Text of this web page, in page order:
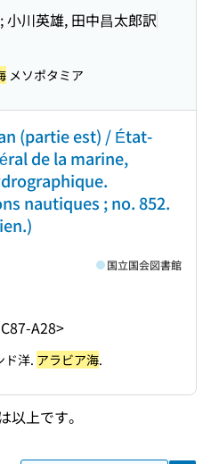
川英雄, 田中昌太郎訳
メソポタミア
(partie est) / État-
de la marine,
nautiques ; no. 852.
A28>
国立国会図書館
ド洋. アラビア海.
以上です。